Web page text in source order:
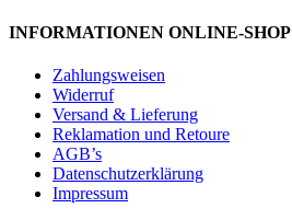
INFORMATIONEN ONLINE-SHOP
Zahlungsweisen
Widerruf
Versand & Lieferung
Reklamation und Retoure
AGB’s
Datenschutzerklärung
Impressum